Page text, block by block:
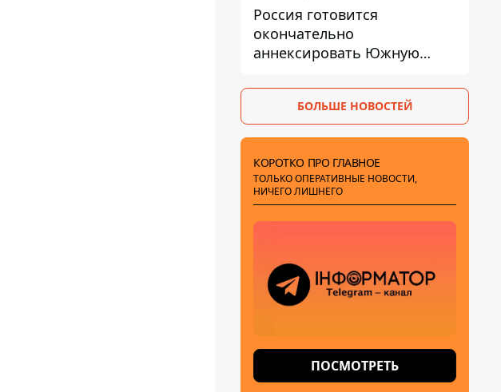
Россия готовится
окончательно
аннексировать Южную
обеспокоены
БОЛЬШЕ НОВОСТЕЙ
КОРОТКО ПРО ГЛАВНОЕ
ТОЛЬКО ОПЕРАТИВНЫЕ НОВОСТИ,
НИЧЕГО ЛИШНЕГО
ПОСМОТРЕТЬ